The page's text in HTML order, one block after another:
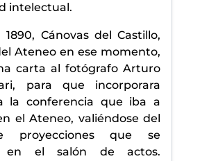
intelectual.
Cánovas del Castillo,
Ateneo en ese momento,
carta al fotógrafo Arturo
para que incorporara
la conferencia que iba a
el Ateneo, valiéndose del
proyecciones que se
en el salón de actos.